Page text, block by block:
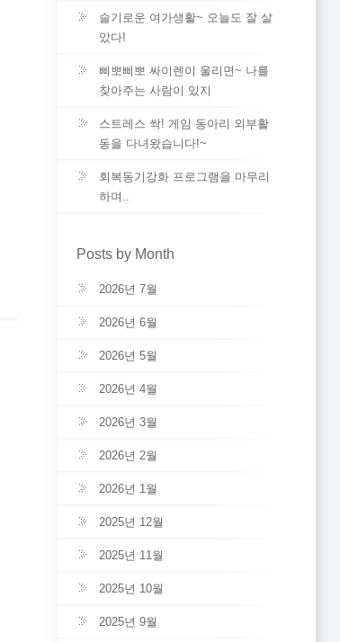
슬기로운 여가생활~ 오늘도 잘 살
았다!
삐뽀삐뽀 싸이렌이 울리면~ 나를
찾아주는 사람이 있지
스트레스 싹! 게임 동아리 외부활
동을 다녀왔습니다!~
회복동기강화 프로그램을 마무리
하며..
Posts by Month
2026년 7월
2026년 6월
2026년 5월
2026년 4월
2026년 3월
2026년 2월
2026년 1월
2025년 12월
2025년 11월
2025년 10월
2025년 9월